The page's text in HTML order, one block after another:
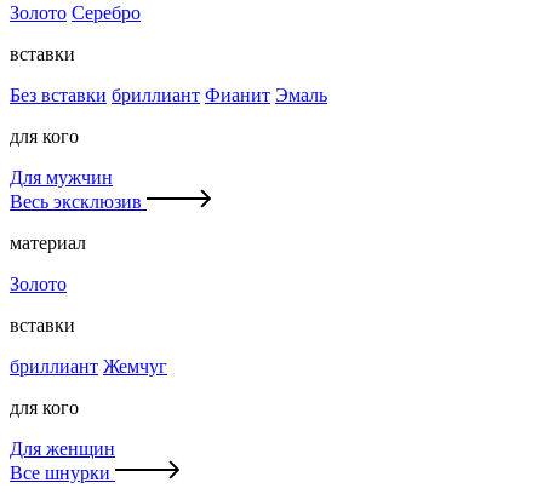
Золото Серебро
вставки
Без вставки бриллиант Фианит Эмаль
для кого
Для мужчин
Весь эксклюзив
материал
Золото
вставки
бриллиант Жемчуг
для кого
Для женщин
Все шнурки